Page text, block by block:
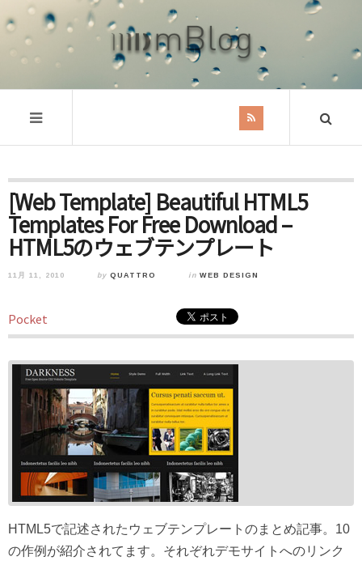
[Web Template] Beautiful HTML5
Templates For Free Download –
HTML5のウェブテンプレート
11月 11, 2010 by QUATTRO in WEB DESIGN
Pocket
HTML5で記述されたウェブテンプレートのまとめ記事。10
の作例が紹介されてます。それぞれデモサイトへのリンク